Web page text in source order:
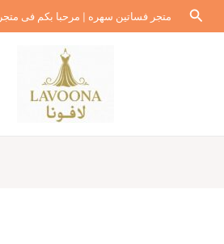
البحثمتجر فساتين سهره | مرحبا بكم فى متجر